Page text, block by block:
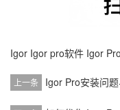
Igor Igor pro软件 Igor
上一条 Igor Pro安装问